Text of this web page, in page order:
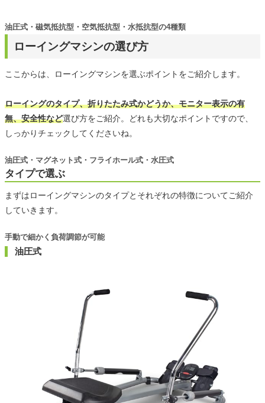
ローイングマシンの選び方
油圧式・磁気抵抗型・空気抵抗型・水抵抗型の4種類
ここからは、ローイングマシンを選ぶポイントをご紹介します。
ローイングのタイプ、折りたたみ式かどうか、モニター表示の有
無、安全性など選び方をご紹介。どれも大切なポイントですので、
しっかりチェックしてくださいね。
タイプで選ぶ
油圧式・マグネット式・フライホール式・水圧式
まずはローイングマシンのタイプとそれぞれの特徴についてご紹介
していきます。
油圧式
手動で細かく負荷調節が可能